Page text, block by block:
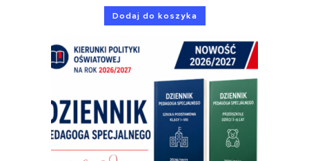
Dodaj do koszyka